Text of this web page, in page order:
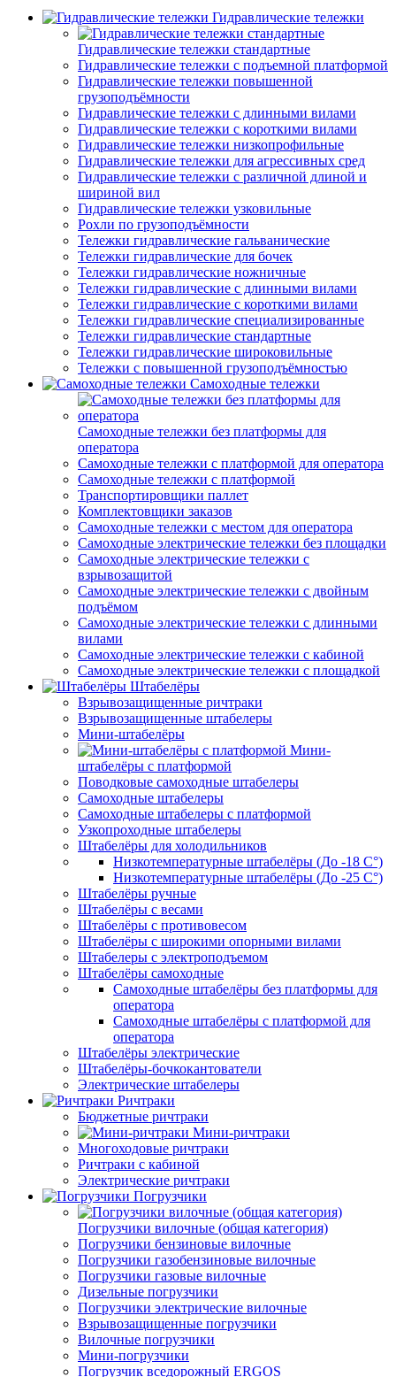
Гидравлические тележки
Гидравлические тележки стандартные
Гидравлические тележки с подъемной платформой
Гидравлические тележки повышенной
грузоподъёмности
Гидравлические тележки с длинными вилами
Гидравлические тележки с короткими вилами
Гидравлические тележки низкопрофильные
Гидравлические тележки для агрессивных сред
Гидравлические тележки с различной длиной и
шириной вил
Гидравлические тележки узковильные
Рохли по грузоподъёмности
Тележки гидравлические гальванические
Тележки гидравлические для бочек
Тележки гидравлические ножничные
Тележки гидравлические с длинными вилами
Тележки гидравлические с короткими вилами
Тележки гидравлические специализированные
Тележки гидравлические стандартные
Тележки гидравлические широковильные
Тележки с повышенной грузоподъёмностью
Самоходные тележки
Самоходные тележки без платформы для
оператора
Самоходные тележки с платформой для оператора
Самоходные тележки с платформой
Транспортировщики паллет
Комплектовщики заказов
Самоходные тележки с местом для оператора
Самоходные электрические тележки без площадки
Самоходные электрические тележки с
взрывозащитой
Самоходные электрические тележки с двойным
подъёмом
Самоходные электрические тележки с длинными
вилами
Самоходные электрические тележки с кабиной
Самоходные электрические тележки с площадкой
Штабелёры
Взрывозащищенные ричтраки
Взрывозащищенные штабелеры
Мини-штабелёры
Мини-
штабелёры с платформой
Поводковые самоходные штабелеры
Самоходные штабелеры
Самоходные штабелеры с платформой
Узкопроходные штабелеры
Штабелёры для холодильников
Низкотемпературные штабелёры (До -18 C°)
Низкотемпературные штабелёры (До -25 C°)
Штабелёры ручные
Штабелёры с весами
Штабелёры с противовесом
Штабелёры с широкими опорными вилами
Штабелеры с электроподъемом
Штабелёры самоходные
Самоходные штабелёры без платформы для
оператора
Самоходные штабелёры с платформой для
оператора
Штабелёры электрические
Штабелёры-бочкокантователи
Электрические штабелеры
Ричтраки
Бюджетные ричтраки
Мини-ричтраки
Многоходовые ричтраки
Ричтраки с кабиной
Электрические ричтраки
Погрузчики
Погрузчики вилочные (общая категория)
Погрузчики бензиновые вилочные
Погрузчики газобензиновые вилочные
Погрузчики газовые вилочные
Дизельные погрузчики
Погрузчики электрические вилочные
Взрывозащищенные погрузчики
Вилочные погрузчики
Мини-погрузчики
Погрузчик вседорожный ERGOS